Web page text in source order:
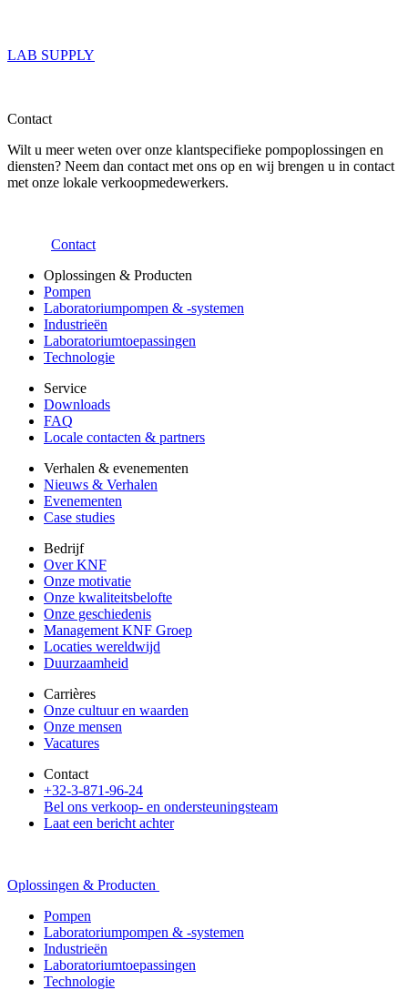
LAB SUPPLY
Contact
Wilt u meer weten over onze klantspecifieke pompoplossingen en
diensten? Neem dan contact met ons op en wij brengen u in contact
met onze lokale verkoopmedewerkers.
Contact
Oplossingen & Producten
Pompen
Laboratoriumpompen & -systemen
Industrieën
Laboratoriumtoepassingen
Technologie
Service
Downloads
FAQ
Locale contacten & partners
Verhalen & evenementen
Nieuws & Verhalen
Evenementen
Case studies
Bedrijf
Over KNF
Onze motivatie
Onze kwaliteitsbelofte
Onze geschiedenis
Management KNF Groep
Locaties wereldwijd
Duurzaamheid
Carrières
Onze cultuur en waarden
Onze mensen
Vacatures
Contact
+32-3-871-96-24
Bel ons verkoop- en ondersteuningsteam
Laat een bericht achter
Oplossingen & Producten
Pompen
Laboratoriumpompen & -systemen
Industrieën
Laboratoriumtoepassingen
Technologie